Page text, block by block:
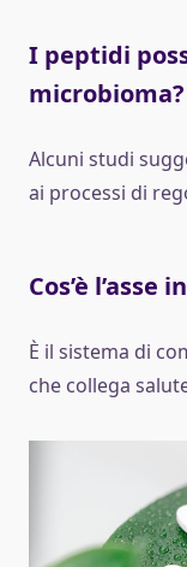
I peptidi
microbioma?
Alcuni studi
ai processi di
Cos’è
È il sistema di
che collega